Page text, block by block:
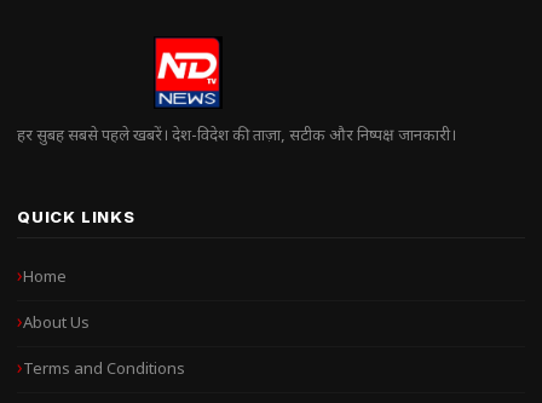
हर सुबह सबसे पहले खबरें। देश-विदेश की ताज़ा, सटीक और निष्पक्ष जानकारी।
QUICK LINKS
Home
About Us
Terms and Conditions